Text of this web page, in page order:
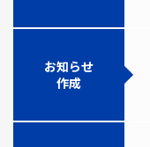
お知らせ
作成